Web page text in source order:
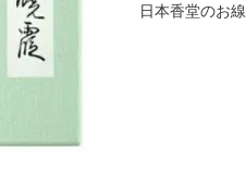
日本香堂のお線